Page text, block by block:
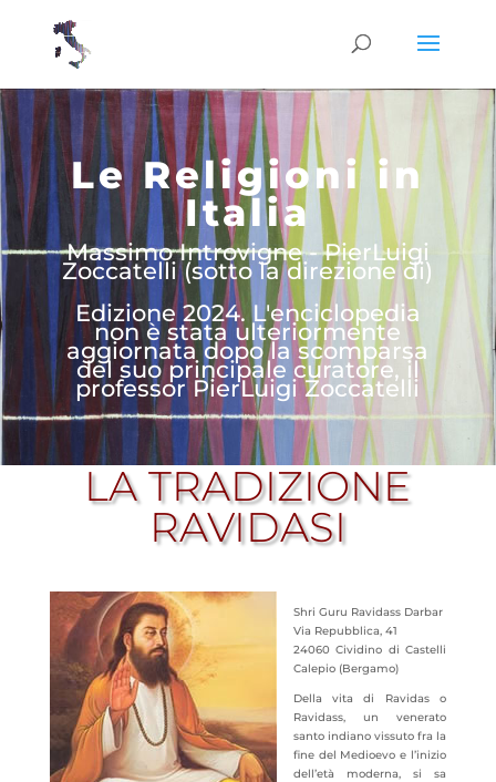
Le Religioni in
Italia
Massimo Introvigne - PierLuigi
Zoccatelli (sotto la direzione di)
Edizione 2024. L'enciclopedia
non è stata ulteriormente
aggiornata dopo la scomparsa
del suo principale curatore, il
professor PierLuigi Zoccatelli
LA TRADIZIONE
RAVIDASI
Shri Guru Ravidass Darbar
Via Repubblica, 41
24060 Cividino di Castelli
Calepio (Bergamo)
Della vita di Ravidas o
Ravidass, un venerato
santo indiano vissuto fra la
fine del Medioevo e l’inizio
dell’età moderna, si sa